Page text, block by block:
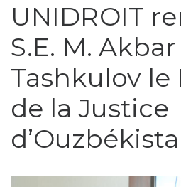
UNIDROIT
S.E. M. Akbar
Tashkulov
de la Justice